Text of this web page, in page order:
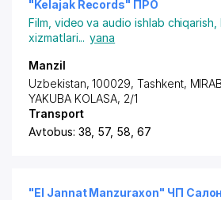
"Kelajak Records" ПРО
Film, video va audio ishlab chiqarish ,
xizmatlari... yana
Manzil
Uzbekistan, 100029, Tashkent,
YAKUBA KOLASA, 2/1
Transport
Avtobus: 38, 57, 58, 67
"El Jannat Manzuraxon" ЧП